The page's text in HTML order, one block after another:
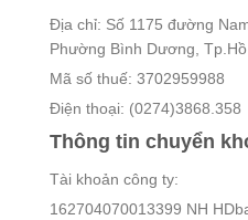
Địa chỉ: Số 1175 đường
Phường Bình Dương,
Mã số thuế: 3702959988
Điện thoại: (0274)3868.358
Thông tin chuyển
Tài khoản công ty:
162704070013399 NH